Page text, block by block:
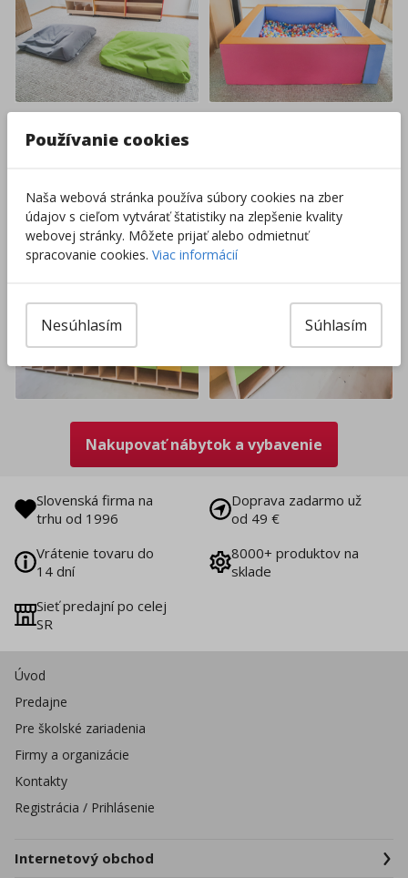
Nakupovať nábytok a vybavenie
Slovenská firma na
trhu od 1996
Doprava zadarmo už
od 49 €
Vrátenie tovaru do
14 dní
8000+ produktov na
sklade
Sieť predajní po celej
SR
Úvod
Predajne
Pre školské zariadenia
Firmy a organizácie
Kontakty
Registrácia / Prihlásenie
Internetový obchod
Používanie cookies
Naša webová stránka používa súbory cookies na zber
údajov s cieľom vytvárať štatistiky na zlepšenie kvality
webovej stránky. Môžete prijať alebo odmietnuť
spracovanie cookies. Viac informácií
Súhlasím
Nesúhlasím